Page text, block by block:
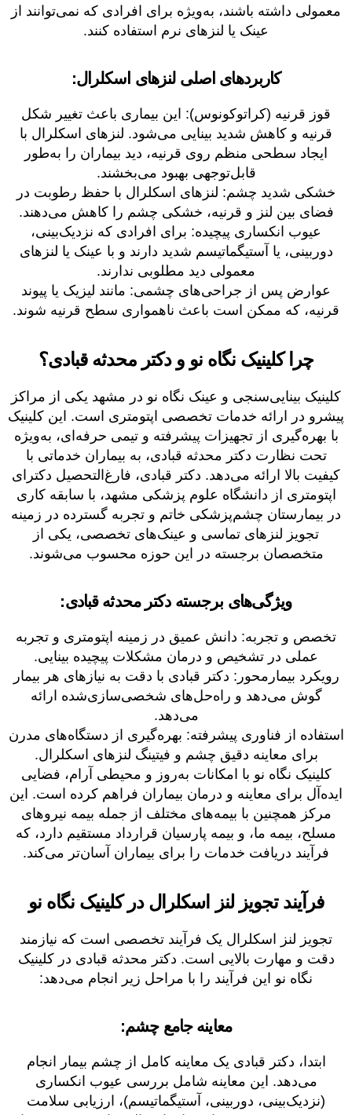
معمولی داشته باشند، به‌ویژه برای افرادی که نمی‌توانند از
عینک یا لنزهای نرم استفاده کنند.
کاربردهای اصلی لنزهای اسکلرال:
قوز قرنیه (کراتوکونوس): این بیماری باعث تغییر شکل
قرنیه و کاهش شدید بینایی می‌شود. لنزهای اسکلرال با
ایجاد سطحی منظم روی قرنیه، دید بیماران را به‌طور
قابل‌توجهی بهبود می‌بخشند.
خشکی شدید چشم: لنزهای اسکلرال با حفظ رطوبت در
فضای بین لنز و قرنیه، خشکی چشم را کاهش می‌دهند.
عیوب انکساری پیچیده: برای افرادی که نزدیک‌بینی،
دوربینی، یا آستیگماتیسم شدید دارند و با عینک یا لنزهای
معمولی دید مطلوبی ندارند.
عوارض پس از جراحی‌های چشمی: مانند لیزیک یا پیوند
قرنیه، که ممکن است باعث ناهمواری سطح قرنیه شوند.
چرا کلینیک نگاه نو و دکتر محدثه قبادی؟
کلینیک بینایی‌سنجی و عینک نگاه نو در مشهد یکی از مراکز
پیشرو در ارائه خدمات تخصصی اپتومتری است. این کلینیک
با بهره‌گیری از تجهیزات پیشرفته و تیمی حرفه‌ای، به‌ویژه
تحت نظارت دکتر محدثه قبادی، به بیماران خدماتی با
کیفیت بالا ارائه می‌دهد. دکتر قبادی، فارغ‌التحصیل دکترای
اپتومتری از دانشگاه علوم پزشکی مشهد، با سابقه کاری
در بیمارستان چشم‌پزشکی خاتم و تجربه گسترده در زمینه
تجویز لنزهای تماسی و عینک‌های تخصصی، یکی از
متخصصان برجسته در این حوزه محسوب می‌شوند.
ویژگی‌های برجسته دکتر محدثه قبادی:
تخصص و تجربه: دانش عمیق در زمینه اپتومتری و تجربه
عملی در تشخیص و درمان مشکلات پیچیده بینایی.
رویکرد بیمارمحور: دکتر قبادی با دقت به نیازهای هر بیمار
گوش می‌دهد و راه‌حل‌های شخصی‌سازی‌شده ارائه
می‌دهد.
استفاده از فناوری پیشرفته: بهره‌گیری از دستگاه‌های مدرن
برای معاینه دقیق چشم و فیتینگ لنزهای اسکلرال.
کلینیک نگاه نو با امکانات به‌روز و محیطی آرام، فضایی
ایده‌آل برای معاینه و درمان بیماران فراهم کرده است. این
مرکز همچنین با بیمه‌های مختلف از جمله بیمه نیروهای
مسلح، بیمه ما، و بیمه پارسیان قرارداد مستقیم دارد، که
فرآیند دریافت خدمات را برای بیماران آسان‌تر می‌کند.
فرآیند تجویز لنز اسکلرال در کلینیک نگاه نو
تجویز لنز اسکلرال یک فرآیند تخصصی است که نیازمند
دقت و مهارت بالایی است. دکتر محدثه قبادی در کلینیک
نگاه نو این فرآیند را با مراحل زیر انجام می‌دهد:
معاینه جامع چشم:
ابتدا، دکتر قبادی یک معاینه کامل از چشم بیمار انجام
می‌دهد. این معاینه شامل بررسی عیوب انکساری
(نزدیک‌بینی، دوربینی، آستیگماتیسم)، ارزیابی سلامت